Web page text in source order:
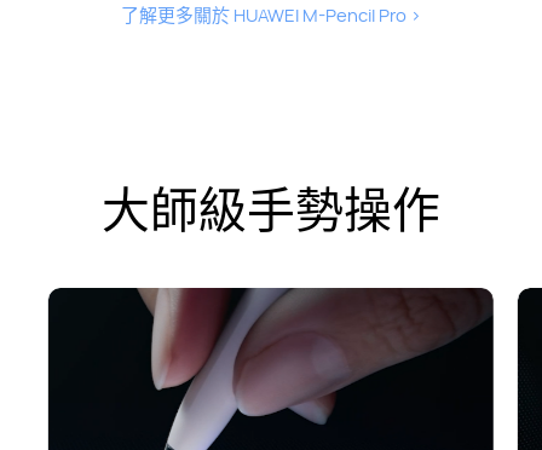
了解更多關於 HUAWEI M-Pencil Pro >
大師級手勢操作